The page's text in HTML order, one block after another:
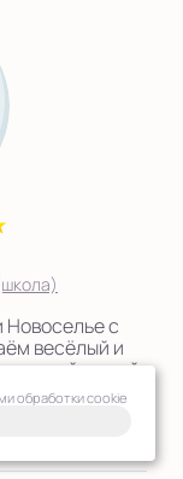
Новоселье с
весёлый и
нашей
довольны!
обработки cookie